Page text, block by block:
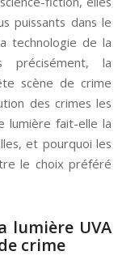
puissants dans le
technologie de la
précisément, la
scène de crime
des crimes les
lumière fait-elle la
et pourquoi les
le choix préféré
lumière UVA
crime